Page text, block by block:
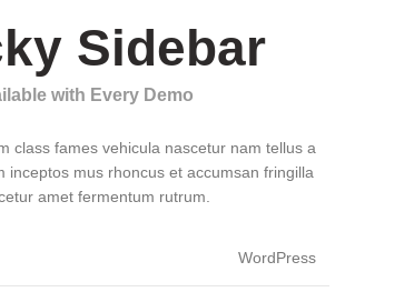
Sidebar
with Every Demo
class fames vehicula nascetur nam tellus a
inceptos mus rhoncus et accumsan fringilla
amet fermentum rutrum.
WordPress